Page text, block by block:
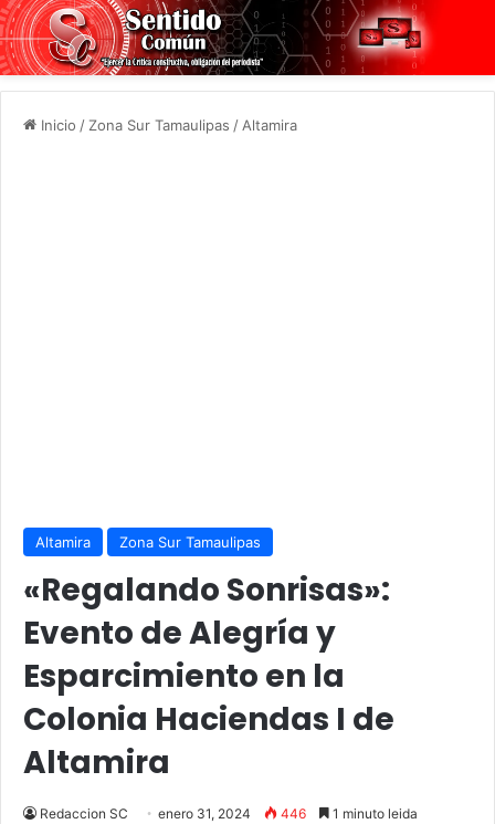
Inicio / Zona Sur Tamaulipas / Altamira
Altamira Zona Sur Tamaulipas
«Regalando Sonrisas»:
Evento de Alegría y
Esparcimiento en la
Colonia Haciendas I de
Altamira
Redaccion SC enero 31, 2024 446 1 minuto leida